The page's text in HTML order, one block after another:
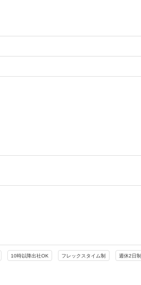
10時以降出社OK フレックスタイム制 週休2日制